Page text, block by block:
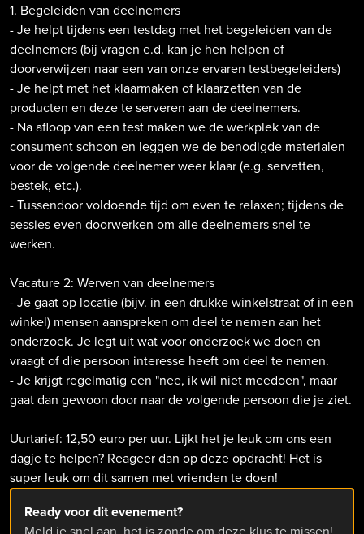
1. Begeleiden van deelnemers
- Je helpt tijdens een testdag met het begeleiden van de
deelnemers (bij vragen e.d. kan je hen helpen of
doorverwijzen naar een van onze ervaren testbegeleiders)
- Je helpt met het klaarmaken of klaarzetten van de
producten en deze te serveren aan de deelnemers.
- Na afloop van een test maken we de werkplek van de
consument schoon en leggen we de benodigde materialen
voor de volgende deelnemer weer klaar (e.g. servetten,
bestek, etc.).
- Tussendoor voldoende tijd om even te relaxen; tijdens de
sessies even doorwerken om alle deelnemers snel te
werken.
Vacature 2: Werven van deelnemers
- Je gaat op locatie (bijv. in een drukke winkelstraat of in een
winkel) mensen aanspreken om deel te nemen aan het
onderzoek. Je legt uit wat voor onderzoek we doen en
vraagt of die persoon interesse heeft om deel te nemen.
- Je krijgt regelmatig een "nee, ik wil niet meedoen", maar
gaat dan gewoon door naar de volgende persoon die je ziet.
Uurtarief: 12,50 euro per uur. Lijkt het je leuk om ons een
dagje te helpen? Reageer dan op deze opdracht! Het is
super leuk om dit samen met vrienden te doen!
Ready voor dit evenement?